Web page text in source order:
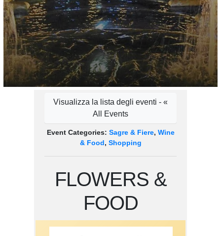
Visualizza la lista degli eventi - «
All Events
Event Categories: Sagre & Fiere, Wine
& Food, Shopping
FLOWERS &
FOOD